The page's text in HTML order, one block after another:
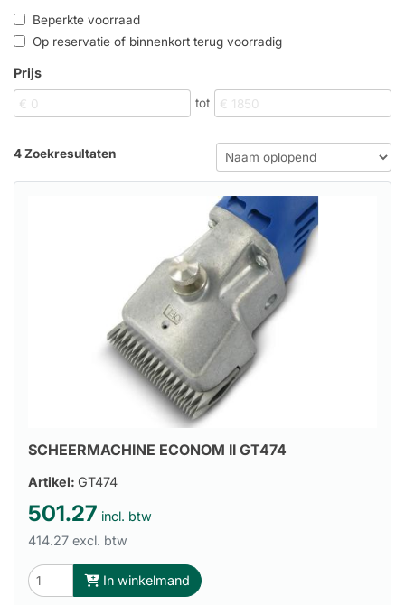
Beperkte voorraad
Op reservatie of binnenkort terug voorradig
Prijs
tot
4 Zoekresultaten
SCHEERMACHINE ECONOM II GT474
Artikel: GT474
501.27 incl. btw
414.27 excl. btw
In winkelmand